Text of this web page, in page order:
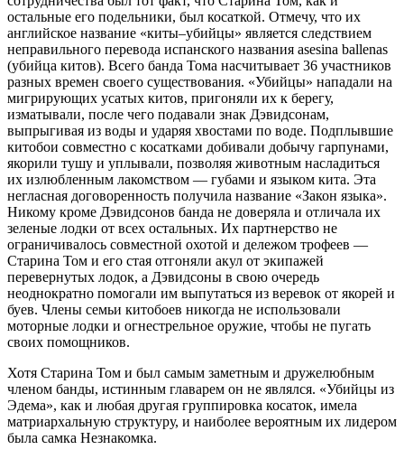
остальные его подельники, был косаткой. Отмечу, что их
английское название «киты–убийцы» является следствием
неправильного перевода испанского названия asesina ballenas
(убийца китов). Всего банда Тома насчитывает 36 участников
разных времен своего существования. «Убийцы» нападали на
мигрирующих усатых китов, пригоняли их к берегу,
изматывали, после чего подавали знак Дэвидсонам,
выпрыгивая из воды и ударяя хвостами по воде. Подплывшие
китобои совместно с косатками добивали добычу гарпунами,
якорили тушу и уплывали, позволяя животным насладиться
их излюбленным лакомством — губами и языком кита. Эта
негласная договоренность получила название «Закон языка».
Никому кроме Дэвидсонов банда не доверяла и отличала их
зеленые лодки от всех остальных. Их партнерство не
ограничивалось совместной охотой и дележом трофеев —
Старина Том и его стая отгоняли акул от экипажей
перевернутых лодок, а Дэвидсоны в свою очередь
неоднократно помогали им выпутаться из веревок от якорей и
буев. Члены семьи китобоев никогда не использовали
моторные лодки и огнестрельное оружие, чтобы не пугать
своих помощников.
Хотя Старина Том и был самым заметным и дружелюбным
членом банды, истинным главарем он не являлся. «Убийцы из
Эдема», как и любая другая группировка косаток, имела
матриархальную структуру, и наиболее вероятным их лидером
была самка Незнакомка.